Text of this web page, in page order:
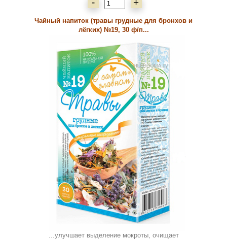
- +
Чайный напиток (травы грудные для бронхов и
лёгких) №19, 30 ф/п...
...улучшает выделение мокроты, очищает